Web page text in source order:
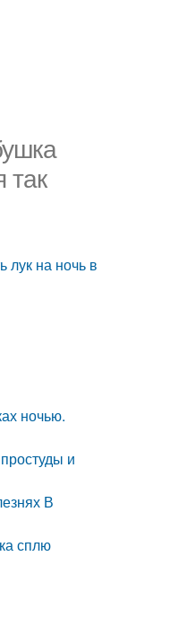
так
лук на ночь в
ночью.
и
В
сплю